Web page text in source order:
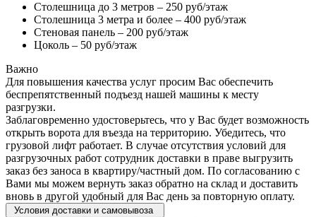
Столешница до 3 метров – 250 руб/этаж
Столешница 3 метра и более – 400 руб/этаж
Стеновая панель – 200 руб/этаж
Цоколь – 50 руб/этаж
Важно
Для повышения качества услуг просим Вас обеспечить
беспрепятственный подъезд нашей машины к месту
разгрузки.
Заблаговременно удостоверьтесь, что у Вас будет возможность
открыть ворота для въезда на территорию. Убедитесь, что
грузовой лифт работает. В случае отсутствия условий для
разгрузочных работ сотрудник доставки в праве выгрузить
заказ без заноса в квартиру/частный дом. По согласованию с
Вами мы можем вернуть заказ обратно на склад и доставить
вновь в другой удобный для Вас день за повторную оплату.
Условия доставки и самовывоза